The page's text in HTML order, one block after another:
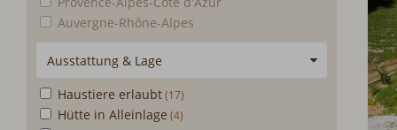
Auvergne-Rhône-Alpes
Ausstattung & Lage
Haustiere erlaubt
Hütte in Alleinlage